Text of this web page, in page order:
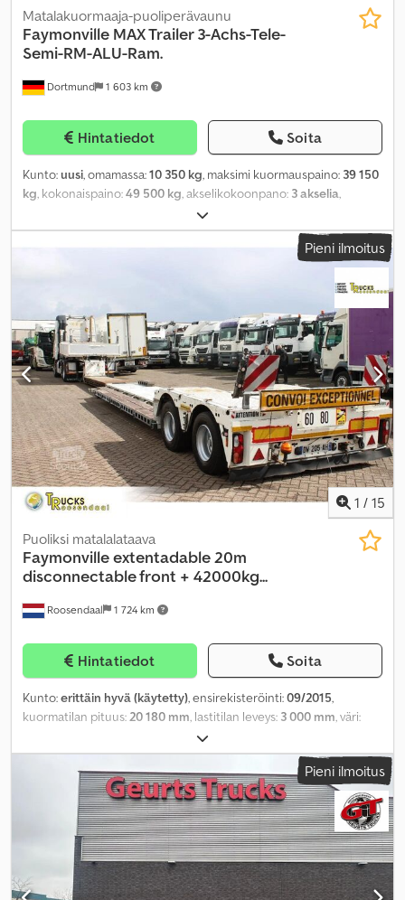
Dortmund 1 603 km
Matalakuormaaja-puoliperävaunu
Faymonville MAX Trailer 3-Achs-Tele-
Semi-RM-ALU-Ram.
Hintatiedot Soita
Kunto:uusi, omamassa:10 350 kg, maksimi kuormauspaino: 39 150
kg, kokonaispaino:49 500 kg, akselikokoonpano: 3 akselia,
, lastitilan leveys:
kuormatilan korkeus:860 mm, jousitus:ilma, renkaan koko:235/75
, väri: harmaa, Varusteet:ABS, Pieni ilmoitus
1 / 15
Roosendaal 1 724 km
Puoliksi matalalataava
Faymonvilleextentadable 20m
disconnectable front + 42000kg...
Hintatiedot Soita
Kunto:erittäin hyvä (käytetty), ensirekisteröinti:09/2015,
kuormatilan pituus:20 180 mm, lastitilan leveys: 3 000 mm, väri:
Pieni ilmoitus